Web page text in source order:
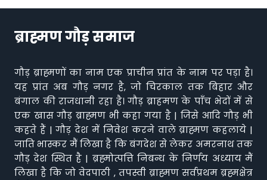
ब्राह्मण गौड़ समाज
गौड़ ब्राह्मणों का नाम एक प्राचीन प्रांत के नाम पर पड़ा है।
यह प्रांत अब गौड़ नगर है, जो चिरकाल तक बिहार और
बंगाल की राजधानी रहा है। गौड़ ब्राहमण के पाँच भेदों में से
एक खास गौड़ ब्राह्मण भी कहा गया है | जिसे आदि गौड़ भी
कहते हैं | गौड़ देश में निवेश करने वाले ब्राह्मण कहलाये |
जाति भास्कर मैं लिखा है कि बंगदेश से लेकर अमरनाथ तक
गौड़ देश स्थित है | ब्रह्मोत्पत्ति निबन्ध के निर्णय अध्याय मैं
लिखा है कि जो वेदपाठी , तपस्वी ब्राह्मण सर्वप्रथम ब्रह्मक्षेत्र